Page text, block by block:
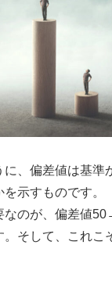
に、偏差値は基準
示すものです。
なのが、偏差値
。そして、これこ